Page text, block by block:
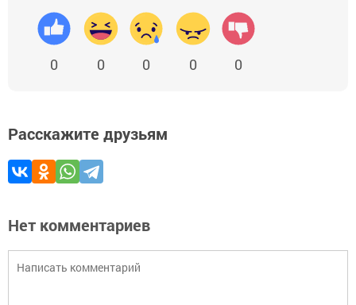
0 0 0 0 0
Расскажите друзьям
Нет комментариев